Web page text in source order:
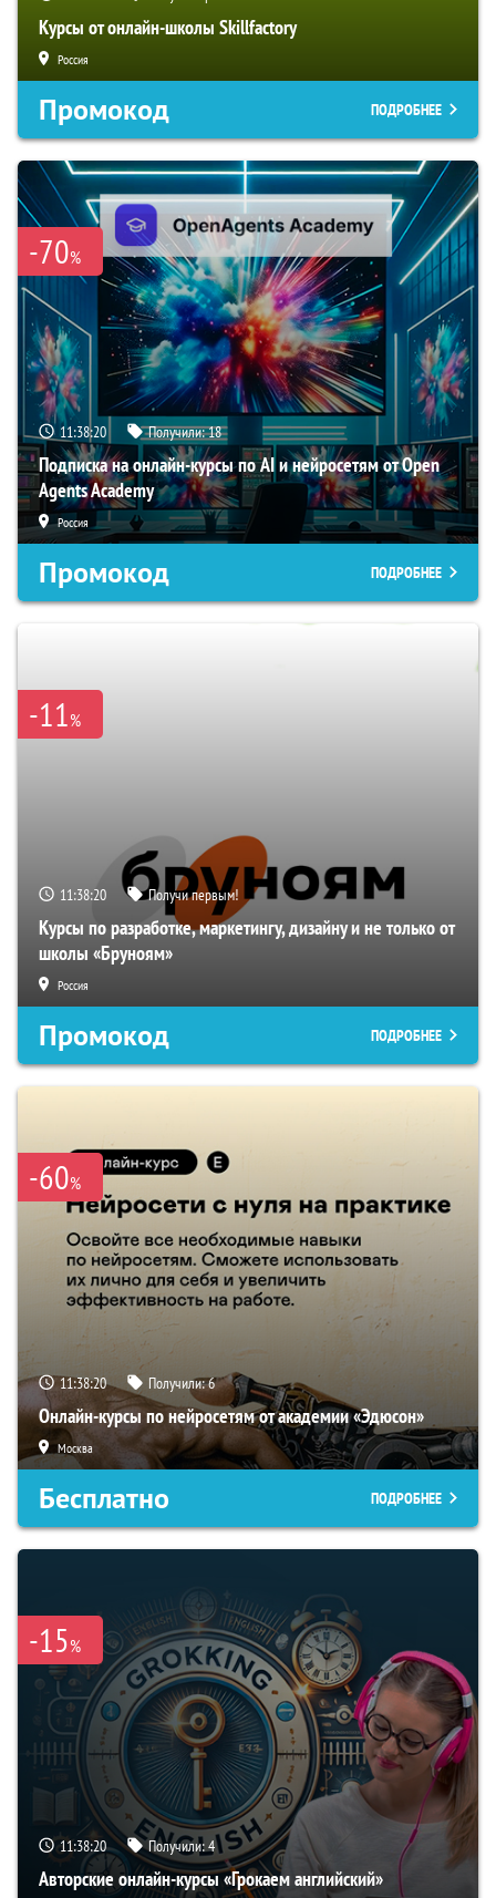
Курсы от онлайн-школы Skillfactory
Россия
Промокод ПОДРОБНЕЕ
-70%
11:38:19 Получили:18
Подписка на онлайн-курсы по AI и нейросетям от Open
Agents Academy
Россия
Промокод ПОДРОБНЕЕ
-11%
11:38:19 Получи первым!
Курсы по разработке, маркетингу, дизайну и не только от
школы «Бруноям»
Россия
Промокод ПОДРОБНЕЕ
-60%
11:38:19 Получили:6
Онлайн-курсы по нейросетям от академии «Эдюсон»
Москва
Бесплатно ПОДРОБНЕЕ
-15%
11:38:19 Получили:4
Авторские онлайн-курсы «Грокаем английский»